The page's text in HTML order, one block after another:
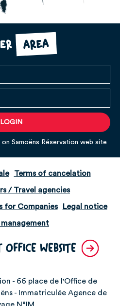
area
Samoëns Réservation web site
Terms of cancelation
/ Travel agencies
for Companies Legal notice
OFFICE WEBSITE
- 66 place de l'Office de
- Immatriculée Agence de